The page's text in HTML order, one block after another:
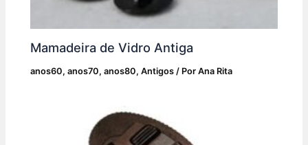
Mamadeira de Vidro Antiga
anos60,anos70,anos80,Antigos / PorAna Rita